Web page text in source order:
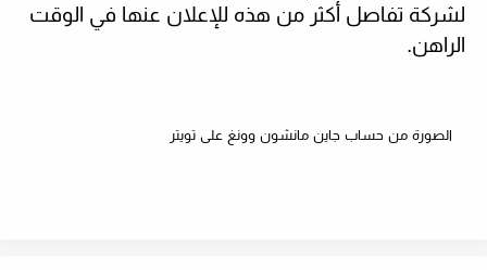
لشركة تفاصل أكثر من هذه للإعلان عنها في الوقت
الراهن.
الصورة من حساب جاين مانشون وونغ على تويتر